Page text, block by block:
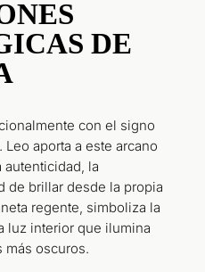
DE
con el signo
Leo aporta a este arcano
autenticidad, la
de brillar desde la propia
regente, simboliza la
luz interior que ilumina
más oscuros.